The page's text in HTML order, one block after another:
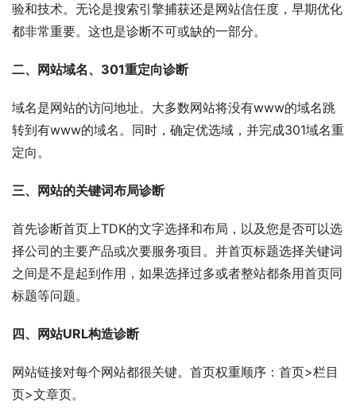
验和技术。无论是搜索引擎捕获还是网站信任度，早期优化
都非常重要。这也是诊断不可或缺的一部分。
二、网站域名、301重定向诊断
域名是网站的访问地址。大多数网站将没有www的域名跳
转到有www的域名。同时，确定优选域，并完成301域名重
定向。
三、网站的关键词布局诊断
首先诊断首页上TDK的文字选择和布局，以及您是否可以选
择公司的主要产品或次要服务项目。并首页标题选择关键词
之间是不是起到作用，如果选择过多或者整站都条用首页同
标题等问题。
四、网站URL构造诊断
网站链接对每个网站都很关键。首页权重顺序：首页>栏目
页>文章页。